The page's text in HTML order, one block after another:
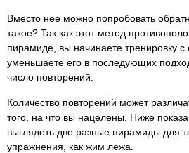
Вместо нее можно попробовать
такое? Так как этот метод
пирамиде, вы начинаете тренировку с
уменьшаете его в последующих
число повторений.
Количество повторений может
того, на что вы нацелены. Ниже
выглядеть две разные пирамиды для
упражнения, как жим лежа.